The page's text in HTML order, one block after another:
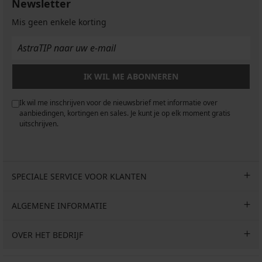
Newsletter
Mis geen enkele korting
IK WIL ME ABONNEREN
Ik wil me inschrijven voor de nieuwsbrief met informatie over
aanbiedingen, kortingen en sales. Je kunt je op elk moment gratis
uitschrijven.
SPECIALE SERVICE VOOR KLANTEN
ALGEMENE INFORMATIE
OVER HET BEDRIJF